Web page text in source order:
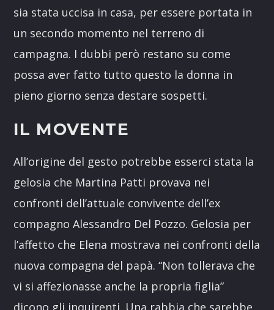
sia stata uccisa in casa, per essere portata in
un secondo momento nel terreno di
campagna. I dubbi però restano su come
possa aver fatto tutto questo la donna in
pieno giorno senza destare sospetti.
IL MOVENTE
All’origine del gesto potrebbe esserci stata la
gelosia che Martina Patti provava nei
confronti dell’attuale convivente dell’ex
compagno Alessandro Del Pozzo. Gelosia per
l’affetto che Elena mostrava nei confronti della
nuova compagna del papà. “Non tollerava che
vi si affezionasse anche la propria figlia”
dicono gli inquirenti. Una rabbia che sarebbe